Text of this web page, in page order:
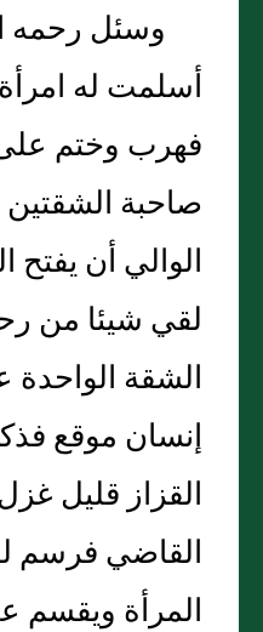
وسئل رحمه
أسلمت له
فهرب وختم
صاحبة
الوالي أن
لقي شيئا من
الشقة الواحدة
إنسان موقع
القزاز قليل
القاضي فرسم
المرأة